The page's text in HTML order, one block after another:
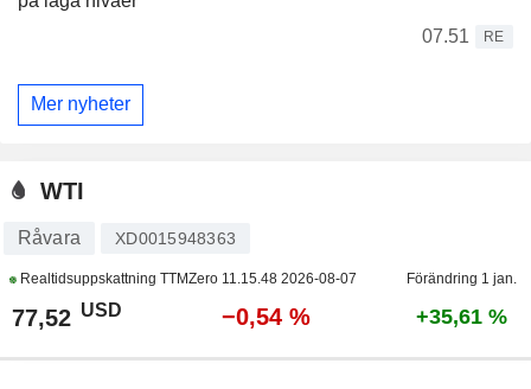
07.51
RE
Mer nyheter
WTI
Råvara XD0015948363
Realtidsuppskattning TTMZero 11.15.48 2026-08-07 Förändring 1 jan.
77,52 USD −0,54 % +35,61 %